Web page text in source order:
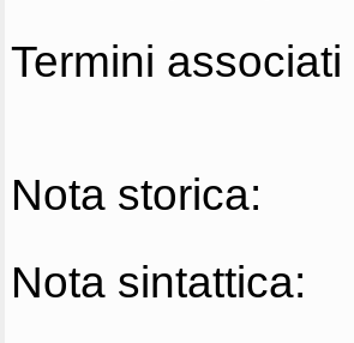
Termini associati
Nota storica:
Nota sintattica: